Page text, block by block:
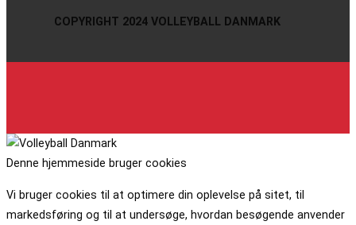
COPYRIGHT 2024 VOLLEYBALL DANMARK
Denne hjemmeside bruger cookies
Vi bruger cookies til at optimere din oplevelse på sitet, til
markedsføring og til at undersøge, hvordan besøgende anvender